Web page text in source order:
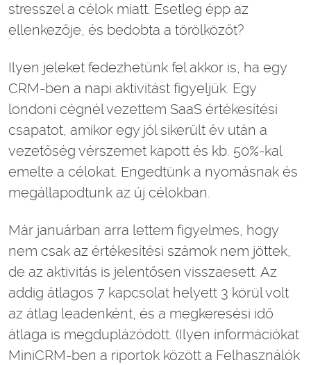
stresszel a célok miatt. Esetleg épp az
ellenkezője, és bedobta a törölközőt?
Ilyen jeleket fedezhetünk fel akkor is, ha egy
CRM-ben a napi aktivitást figyeljük. Egy
londoni cégnél vezettem SaaS értékesítési
csapatot, amikor egy jól sikerült év után a
vezetőség vérszemet kapott és kb. 50%-kal
emelte a célokat. Engedtünk a nyomásnak és
megállapodtunk az új célokban.
Már januárban arra lettem figyelmes, hogy
nem csak az értékesítési számok nem jöttek,
de az aktivitás is jelentősen visszaesett: Az
addig átlagos 7 kapcsolat helyett 3 körül volt
az átlag leadenként, és a megkeresési idő
átlaga is megduplázódott. (Ilyen információkat
MiniCRM-ben a riportok között a Felhasználók